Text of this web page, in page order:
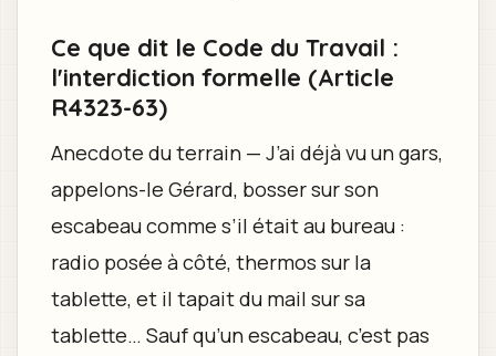
Ce que dit le Code du Travail :
l'interdiction formelle (Article
R4323-63)
Anecdote du terrain — J’ai déjà vu un gars,
appelons-le Gérard, bosser sur son
escabeau comme s’il était au bureau :
radio posée à côté, thermos sur la
tablette, et il tapait du mail sur sa
tablette… Sauf qu’un escabeau, c’est pas